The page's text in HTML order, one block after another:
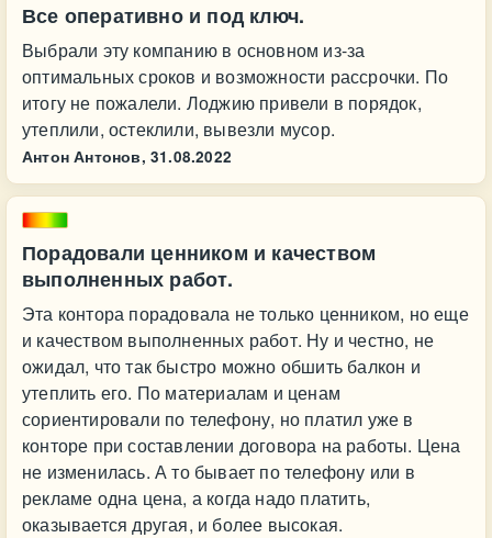
Все оперативно и под ключ.
Выбрали эту компанию в основном из-за
оптимальных сроков и возможности рассрочки. По
итогу не пожалели. Лоджию привели в порядок,
утеплили, остеклили, вывезли мусор.
Антон Антонов, 31.08.2022
Порадовали ценником и качеством
выполненных работ.
Эта контора порадовала не только ценником, но еще
и качеством выполненных работ. Ну и честно, не
ожидал, что так быстро можно обшить балкон и
утеплить его. По материалам и ценам
сориентировали по телефону, но платил уже в
конторе при составлении договора на работы. Цена
не изменилась. А то бывает по телефону или в
рекламе одна цена, а когда надо платить,
оказывается другая, и более высокая.